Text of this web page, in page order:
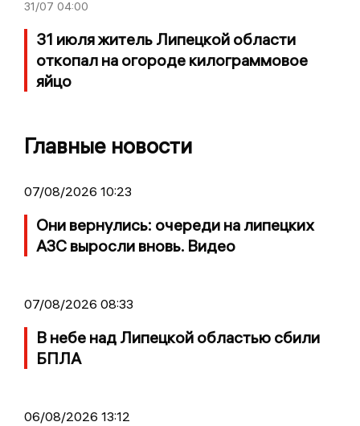
31/07 04:00
31 июля житель Липецкой области
откопал на огороде килограммовое
яйцо
Главные новости
07/08/2026 10:23
Они вернулись: очереди на липецких
АЗС выросли вновь. Видео
07/08/2026 08:33
В небе над Липецкой областью сбили
БПЛА
06/08/2026 13:12